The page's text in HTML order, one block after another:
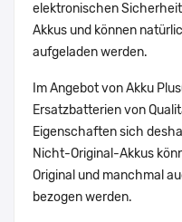
elektronischen
Akkus und können
aufgeladen werden.
Im Angebot von Akku
Ersatzbatterien von
Eigenschaften sich
Nicht-Original-Akkus
Original und manchmal
bezogen werden.